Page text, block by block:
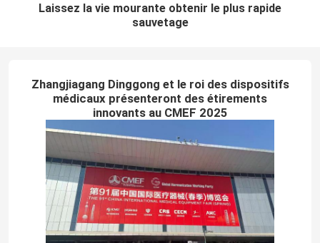
Laissez la vie mourante obtenir le plus rapide
sauvetage
Zhangjiagang Dinggong et le roi des dispositifs
médicaux présenteront des étirements
innovants au CMEF 2025